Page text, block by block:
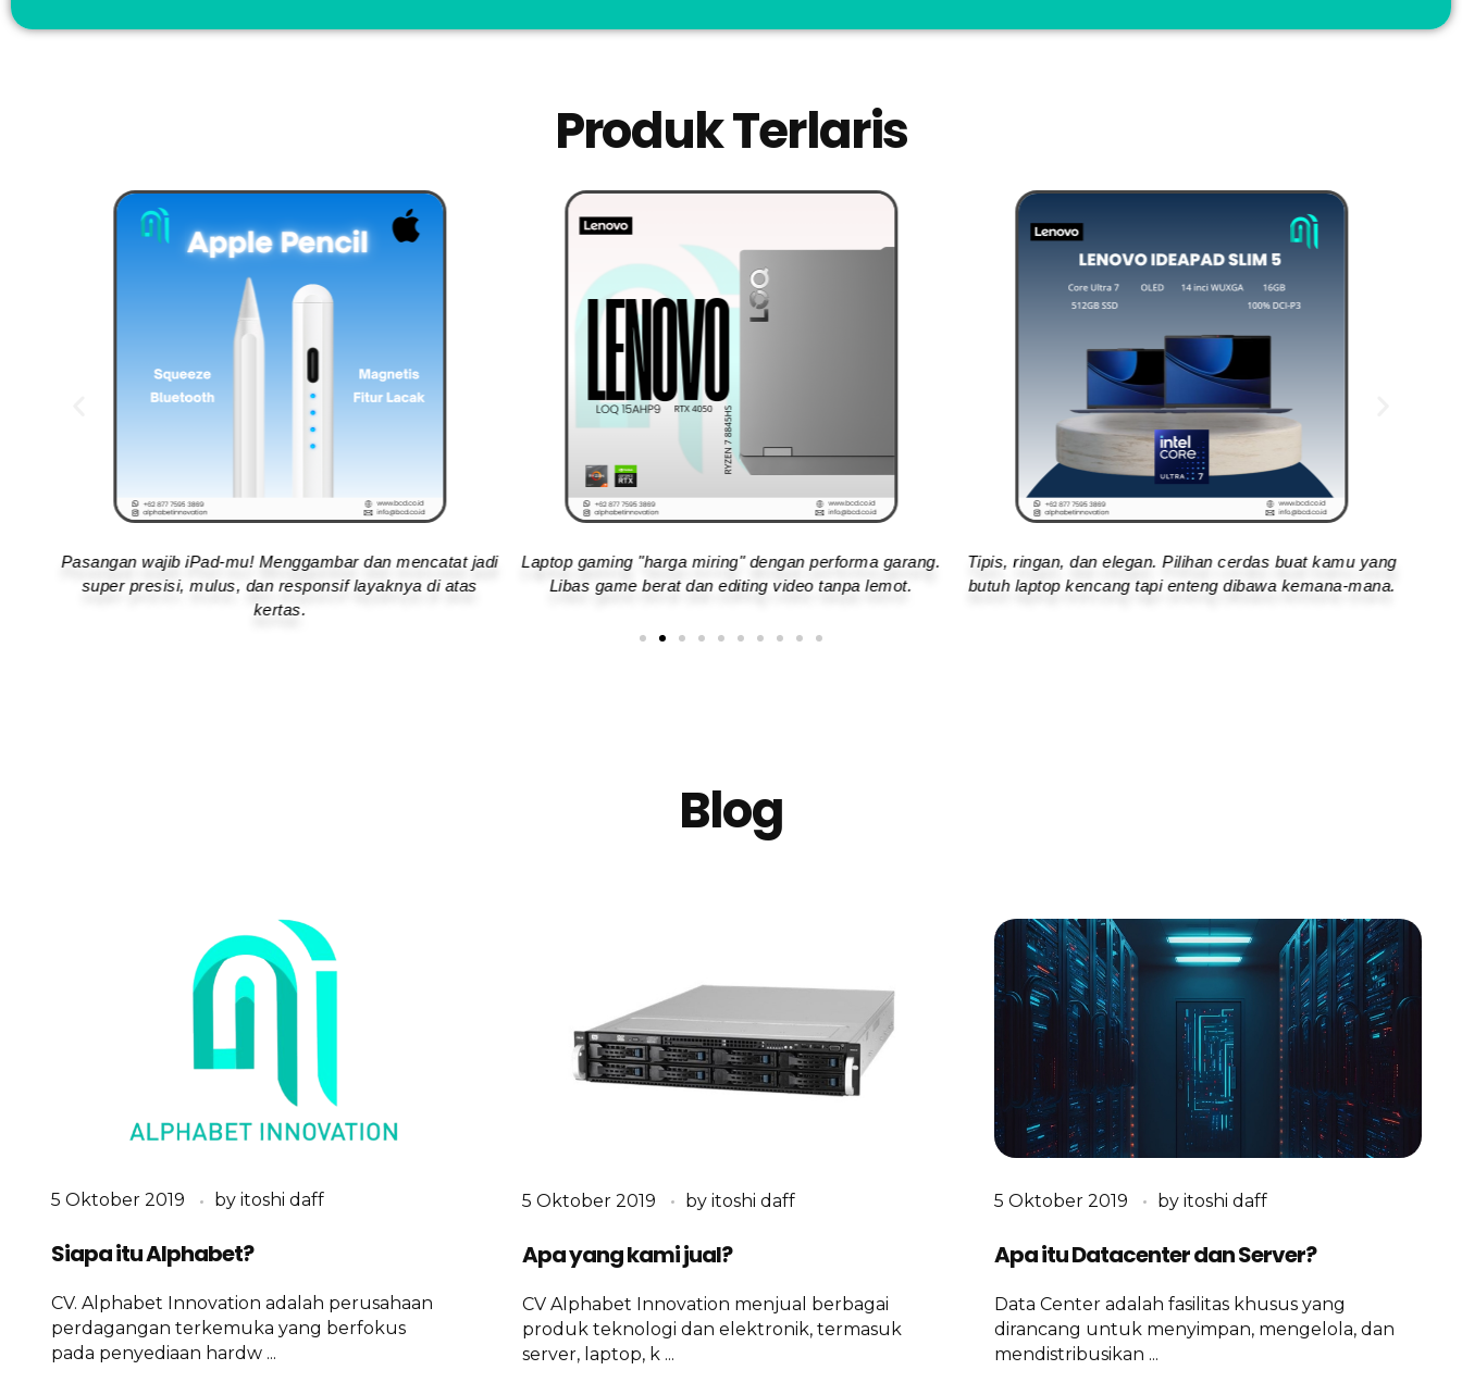
Produk Terlaris
Laptop gaming "harga miring" dengan performa garang.
Libas game berat dan editing video tanpa lemot.
Tipis, ringan, dan elegan. Pilihan cerdas buat kamu yang
butuh laptop kencang tapi enteng dibawa kemana-mana.
Tipis, ringan, dan elegan. Pilihan cerdas buat kamu yang
butuh laptop kencang tapi enteng dibawa kemana-mana.
Blog
5 Oktober 2019 by itoshi daff
Siapa itu Alphabet?
CV. Alphabet Innovation adalah perusahaan
perdagangan terkemuka yang berfokus
pada penyediaan hardw ...
5 Oktober 2019 by itoshi daff
Apa yang kami jual?
CV Alphabet Innovation menjual berbagai
produk teknologi dan elektronik, termasuk
server, laptop, k ...
5 Oktober 2019 by itoshi daff
Apa itu Datacenter dan Server?
Data Center adalah fasilitas khusus yang
dirancang untuk menyimpan, mengelola, dan
mendistribusikan ...